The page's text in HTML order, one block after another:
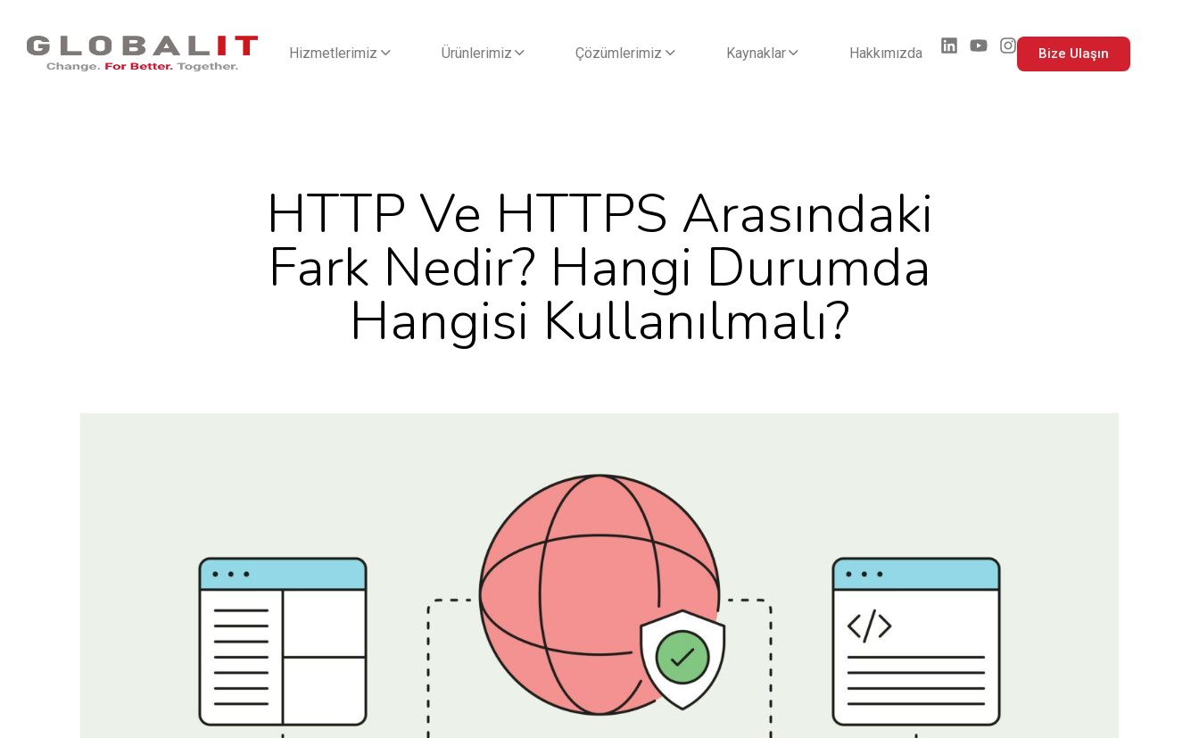
Hizmetlerimiz Ürünlerimiz Çözümlerimiz Kaynaklar Hakkımızda Bize Ulaşın
HTTP Ve HTTPS Arasındaki
Fark Nedir? Hangi Durumda
Hangisi Kullanılmalı?